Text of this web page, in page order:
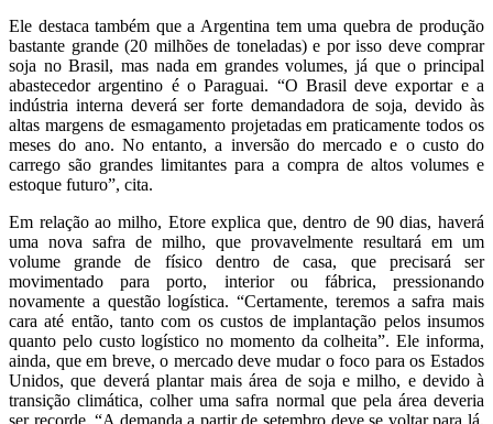
Ele destaca também que a Argentina tem uma quebra de produção
bastante grande (20 milhões de toneladas) e por isso deve comprar
soja no Brasil, mas nada em grandes volumes, já que o principal
abastecedor argentino é o Paraguai. “O Brasil deve exportar e a
indústria interna deverá ser forte demandadora de soja, devido às
altas margens de esmagamento projetadas em praticamente todos os
meses do ano. No entanto, a inversão do mercado e o custo do
carrego são grandes limitantes para a compra de altos volumes e
estoque futuro”, cita.
Em relação ao milho, Etore explica que, dentro de 90 dias, haverá
uma nova safra de milho, que provavelmente resultará em um
volume grande de físico dentro de casa, que precisará ser
movimentado para porto, interior ou fábrica, pressionando
novamente a questão logística. “Certamente, teremos a safra mais
cara até então, tanto com os custos de implantação pelos insumos
quanto pelo custo logístico no momento da colheita”. Ele informa,
ainda, que em breve, o mercado deve mudar o foco para os Estados
Unidos, que deverá plantar mais área de soja e milho, e devido à
transição climática, colher uma safra normal que pela área deveria